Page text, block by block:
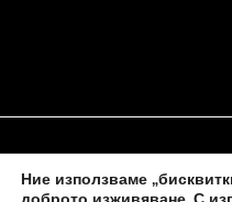
НАЧАЛО ЗА НАС
Ние използваме